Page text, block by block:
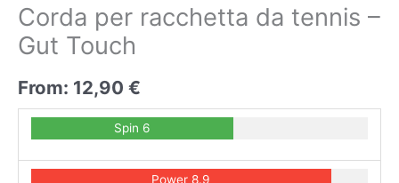
Corda per racchetta da tennis –
Gut Touch
From: 12,90 €
Spin 6
Power 8.9